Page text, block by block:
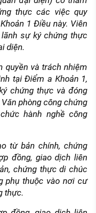
thực các việc quy
1 Điều này. Viên
sự ký chứng thực
diện.
quyền và trách nhiệm
tại Điểm a Khoản 1,
chứng thực và đóng
phòng công chứng
hành nghề công
từ bản chính, chứng
đồng, giao dịch liên
chứng thực di chúc
phụ thuộc vào nơi cư
thực.